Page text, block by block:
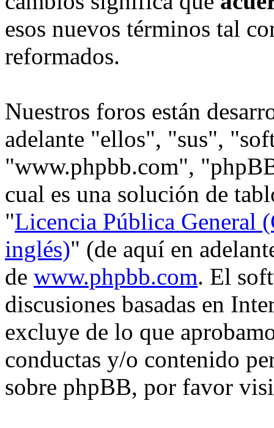
esos nuevos términos tal
reformados.
Nuestros foros están
adelante "ellos", "sus",
"www.phpbb.com",
cual es una solución de
"Licencia Pública General
inglés)" (de aquí en
de www.phpbb.com. El
discusiones basadas en
excluye de lo que
conductas y/o contenido
sobre phpBB, por favor